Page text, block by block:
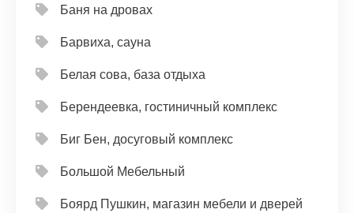
Баня на дровах
Барвиха, сауна
Белая сова, база отдыха
Берендеевка, гостиничный комплекс
Биг Бен, досуговый комплекс
Большой Мебельный
Боярд Пушкин, магазин мебели и дверей